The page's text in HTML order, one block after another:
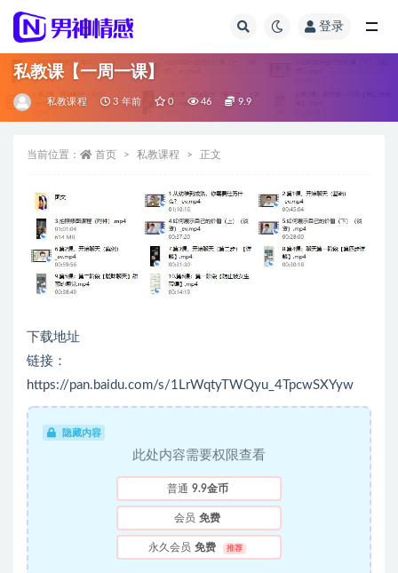
登录
私教课【一周一课】
私教课程 3 年前 0 46 9.9
当前位置： 首页 私教课程 正文
下载地址
链接：
https://pan.baidu.com/s/1LrWqtyTWQyu_4TpcwSXYyw
隐藏内容
此处内容需要权限查看
普通 9.9金币
会员 免费
永久会员 免费 推荐